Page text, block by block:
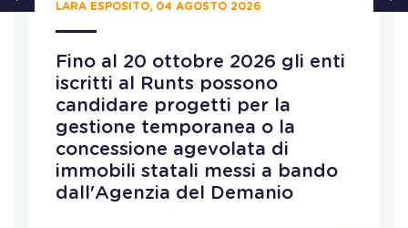
LARA ESPOSITO, 04 AGOSTO 2026
Fino al 20 ottobre 2026 gli enti
iscritti al Runts possono
candidare progetti per la
gestione temporanea o la
concessione agevolata di
immobili statali messi a bando
dall'Agenzia del Demanio